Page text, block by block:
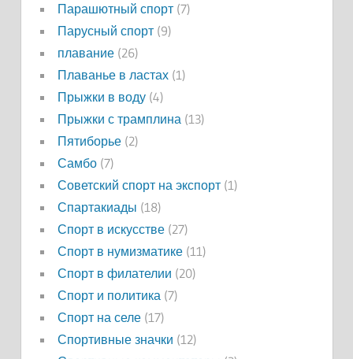
Парашютный спорт(7)
Парусный спорт(9)
плавание(26)
Плаванье в ластах(1)
Прыжки в воду(4)
Прыжки с трамплина(13)
Пятиборье(2)
Самбо(7)
Советский спорт на экспорт(1)
Спартакиады (18)
Спорт в искусстве(27)
Спорт в нумизматике(11)
Спорт в филателии (20)
Спорт и политика(7)
Спорт на селе(17)
Спортивные значки (12)